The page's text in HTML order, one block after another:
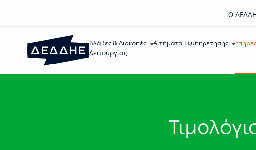
Ο
Βλάβες & Διακοπές
Λειτουργίας
Αιτήματα Εξυπηρέτησης